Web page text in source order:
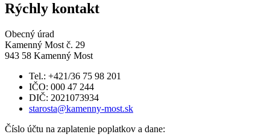
Rýchly kontakt
Obecný úrad
Kamenný Most č. 29
943 58 Kamenný Most
Tel.: +421/36 75 98 201
IČO: 000 47 244
DIČ: 2021073934
starosta@kamenny-most.sk
Číslo účtu na zaplatenie poplatkov a dane: